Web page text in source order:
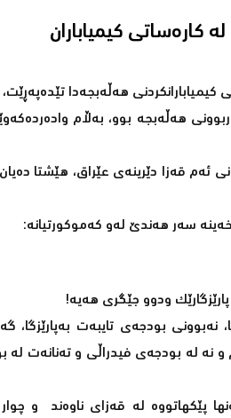
هەڵەبجەدا
هەڵەبجە بوو، بەڵام
ئەم قەزا دێرینەی عێراق،
سەر هەندێ لەو کەموکورتیانە:
پارێزگارێک ودوو جێگری هەیە!
نەبوونی بودجەی تایبەت
و نە لە بودجەی فیدراڵی و تەنانەت
پێکهاتووە لە قەزای ناوەند و